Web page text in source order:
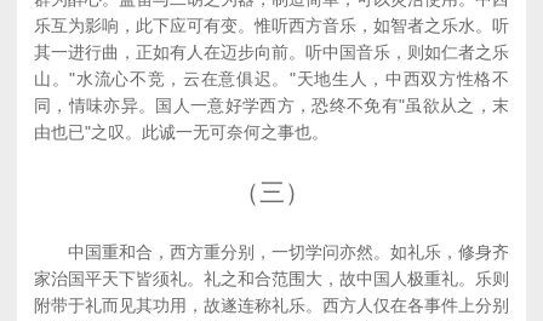
乐互为影响，此下应可有变。惟听西方音乐，如智者之乐水。听
其一进行曲，正如有人在迈步向前。听中国音乐，则如仁者之乐
山。"水流心不竞，云在意俱迟。"天地生人，中西双方性格不
同，情味亦异。国人一意好学西方，恐终不免有"虽欲从之，末
由也已"之叹。此诚一无可奈何之事也。
（三）
中国重和合，西方重分别，一切学问亦然。如礼乐，修身齐
家治国平天下皆须礼。礼之和合范围大，故中国人极重礼。乐则
附带于礼而见其功用，故遂连称礼乐。西方人仅在各事件上分别